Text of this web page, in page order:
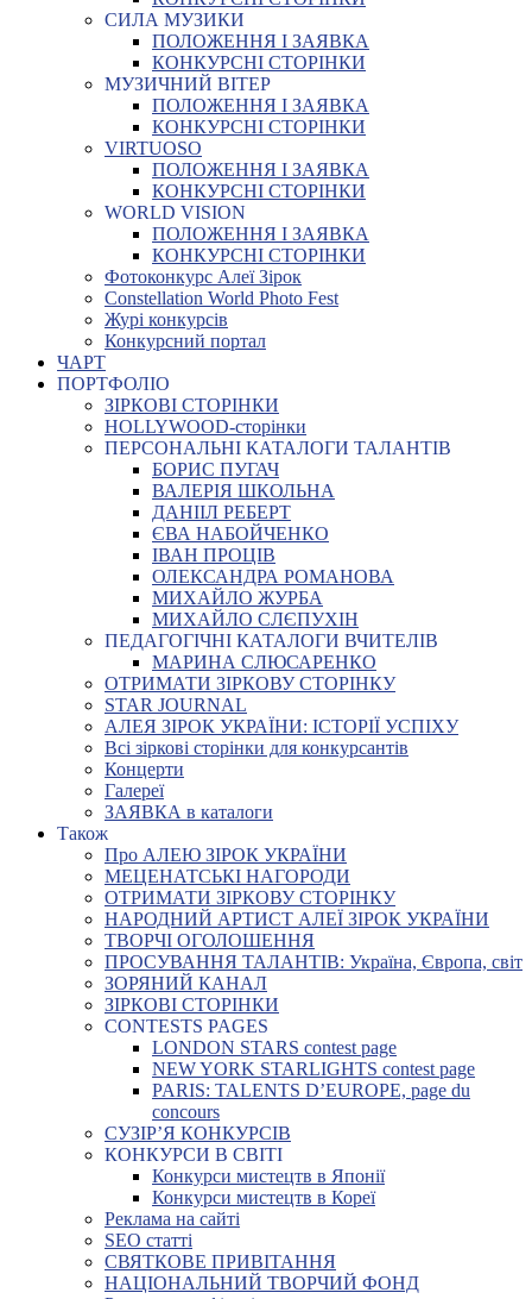
СИЛА МУЗИКИ
ПОЛОЖЕННЯ І ЗАЯВКА
КОНКУРСНІ СТОРІНКИ
МУЗИЧНИЙ ВІТЕР
ПОЛОЖЕННЯ І ЗАЯВКА
КОНКУРСНІ СТОРІНКИ
VIRTUOSO
ПОЛОЖЕННЯ І ЗАЯВКА
КОНКУРСНІ СТОРІНКИ
WORLD VISION
ПОЛОЖЕННЯ І ЗАЯВКА
КОНКУРСНІ СТОРІНКИ
Фотоконкурс Алеї Зірок
Constellation World Photo Fest
Журі конкурсів
Конкурсний портал
ЧАРТ
ПОРТФОЛІО
ЗІРКОВІ СТОРІНКИ
HOLLYWOOD-сторінки
ПЕРСОНАЛЬНІ КАТАЛОГИ ТАЛАНТІВ
БОРИС ПУГАЧ
ВАЛЕРІЯ ШКОЛЬНА
ДАНІІЛ РЕБЕРТ
ЄВА НАБОЙЧЕНКО
ІВАН ПРОЦІВ
ОЛЕКСАНДРА РОМАНОВА
МИХАЙЛО ЖУРБА
МИХАЙЛО СЛЄПУХІН
ПЕДАГОГІЧНІ КАТАЛОГИ ВЧИТЕЛІВ
МАРИНА СЛЮСАРЕНКО
ОТРИМАТИ ЗІРКОВУ СТОРІНКУ
STAR JOURNAL
АЛЕЯ ЗІРОК УКРАЇНИ: ІСТОРІЇ УСПІХУ
Всі зіркові сторінки для конкурсантів
Концерти
Галереї
ЗАЯВКА в каталоги
Також
Про АЛЕЮ ЗІРОК УКРАЇНИ
МЕЦЕНАТСЬКІ НАГОРОДИ
ОТРИМАТИ ЗІРКОВУ СТОРІНКУ
НАРОДНИЙ АРТИСТ АЛЕЇ ЗІРОК УКРАЇНИ
ТВОРЧІ ОГОЛОШЕННЯ
ПРОСУВАННЯ ТАЛАНТІВ: Україна, Європа, світ
ЗОРЯНИЙ КАНАЛ
ЗІРКОВІ СТОРІНКИ
CONTESTS PAGES
LONDON STARS contest page
NEW YORK STARLIGHTS contest page
PARIS: TALENTS D’EUROPE, page du
concours
СУЗІР’Я КОНКУРСІВ
КОНКУРСИ В СВІТІ
Конкурси мистецтв в Японії
Конкурси мистецтв в Кореї
Реклама на сайті
SEO статті
СВЯТКОВЕ ПРИВІТАННЯ
НАЦІОНАЛЬНИЙ ТВОРЧИЙ ФОНД